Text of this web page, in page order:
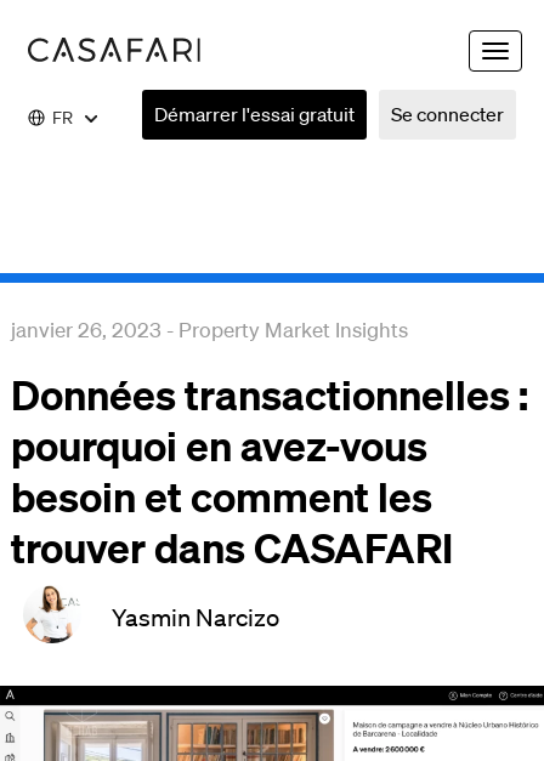
Toggle
FR Se connecter
Démarrer l'essai gratuit
janvier 26, 2023 - Property Market Insights
Données transactionnelles :
pourquoi en avez-vous
besoin et comment les
trouver dans CASAFARI
Yasmin Narcizo